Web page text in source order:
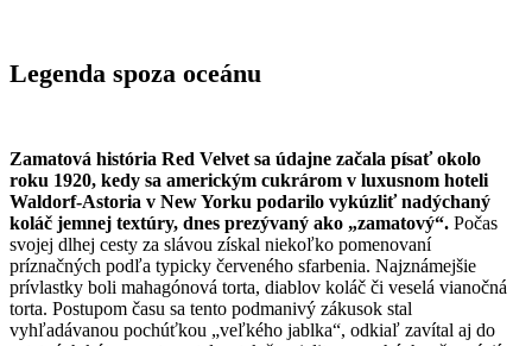
Legenda spoza oceánu
Zamatová história Red Velvet sa údajne začala písať okolo
roku 1920, kedy sa americkým cukrárom v luxusnom hoteli
Waldorf-Astoria v New Yorku podarilo vykúzliť nadýchaný
koláč jemnej textúry, dnes prezývaný ako „zamatový“. Počas
svojej dlhej cesty za slávou získal niekoľko pomenovaní
príznačných podľa typicky červeného sfarbenia. Najznámejšie
prívlastky boli mahagónová torta, diablov koláč či veselá vianočná
torta. Postupom času sa tento podmanivý zákusok stal
vyhľadávanou pochúťkou „veľkého jablka“, odkiaľ zavítal aj do